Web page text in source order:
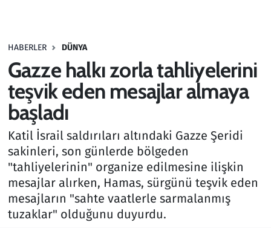
HABERLER DÜNYA
Gazze halkı zorla tahliyelerini
teşvik eden mesajlar almaya
başladı
Katil İsrail saldırıları altındaki Gazze Şeridi
sakinleri, son günlerde bölgeden
"tahliyelerinin" organize edilmesine ilişkin
mesajlar alırken, Hamas, sürgünü teşvik eden
mesajların "sahte vaatlerle sarmalanmış
tuzaklar" olduğunu duyurdu.
Haber
Kültür Sanat
Kurumsal Haberler
Lezzet Durağı
Memur ve Kamu
Otomobil